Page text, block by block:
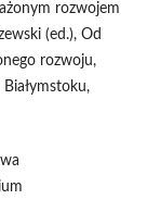
rozwojem
(ed.), Od
rozwoju,